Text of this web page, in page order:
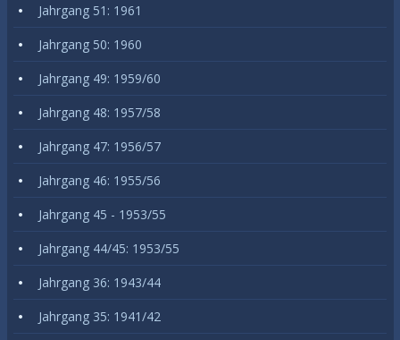
Jahrgang 51: 1961
Jahrgang 50: 1960
Jahrgang 49: 1959/60
Jahrgang 48: 1957/58
Jahrgang 47: 1956/57
Jahrgang 46: 1955/56
Jahrgang 45 - 1953/55
Jahrgang 44/45: 1953/55
Jahrgang 36: 1943/44
Jahrgang 35: 1941/42